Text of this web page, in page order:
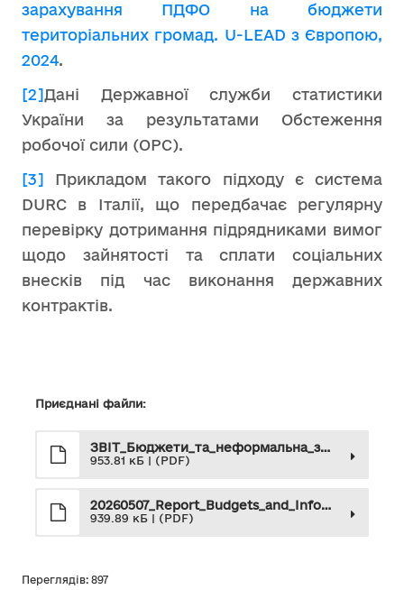
зарахування ПДФО на бюджети
територіальних громад. U-LEAD з Європою,
2024.
[2]Дані Державної служби статистики
України за результатами Обстеження
робочої сили (ОРС).
[3]
Прикладом такого підходу є система
DURC в Італії, що передбачає регулярну
перевірку дотримання підрядниками вимог
щодо зайнятості та сплати соціальних
внесків під час виконання державних
контрактів.
Приєднані файли:
ЗВІТ_Бюджети_та_неформальна_зайнятість
953.81 кБ | (PDF)
20260507_Report_Budgets_and_Informal_Employment
939.89 кБ | (PDF)
Переглядів: 897